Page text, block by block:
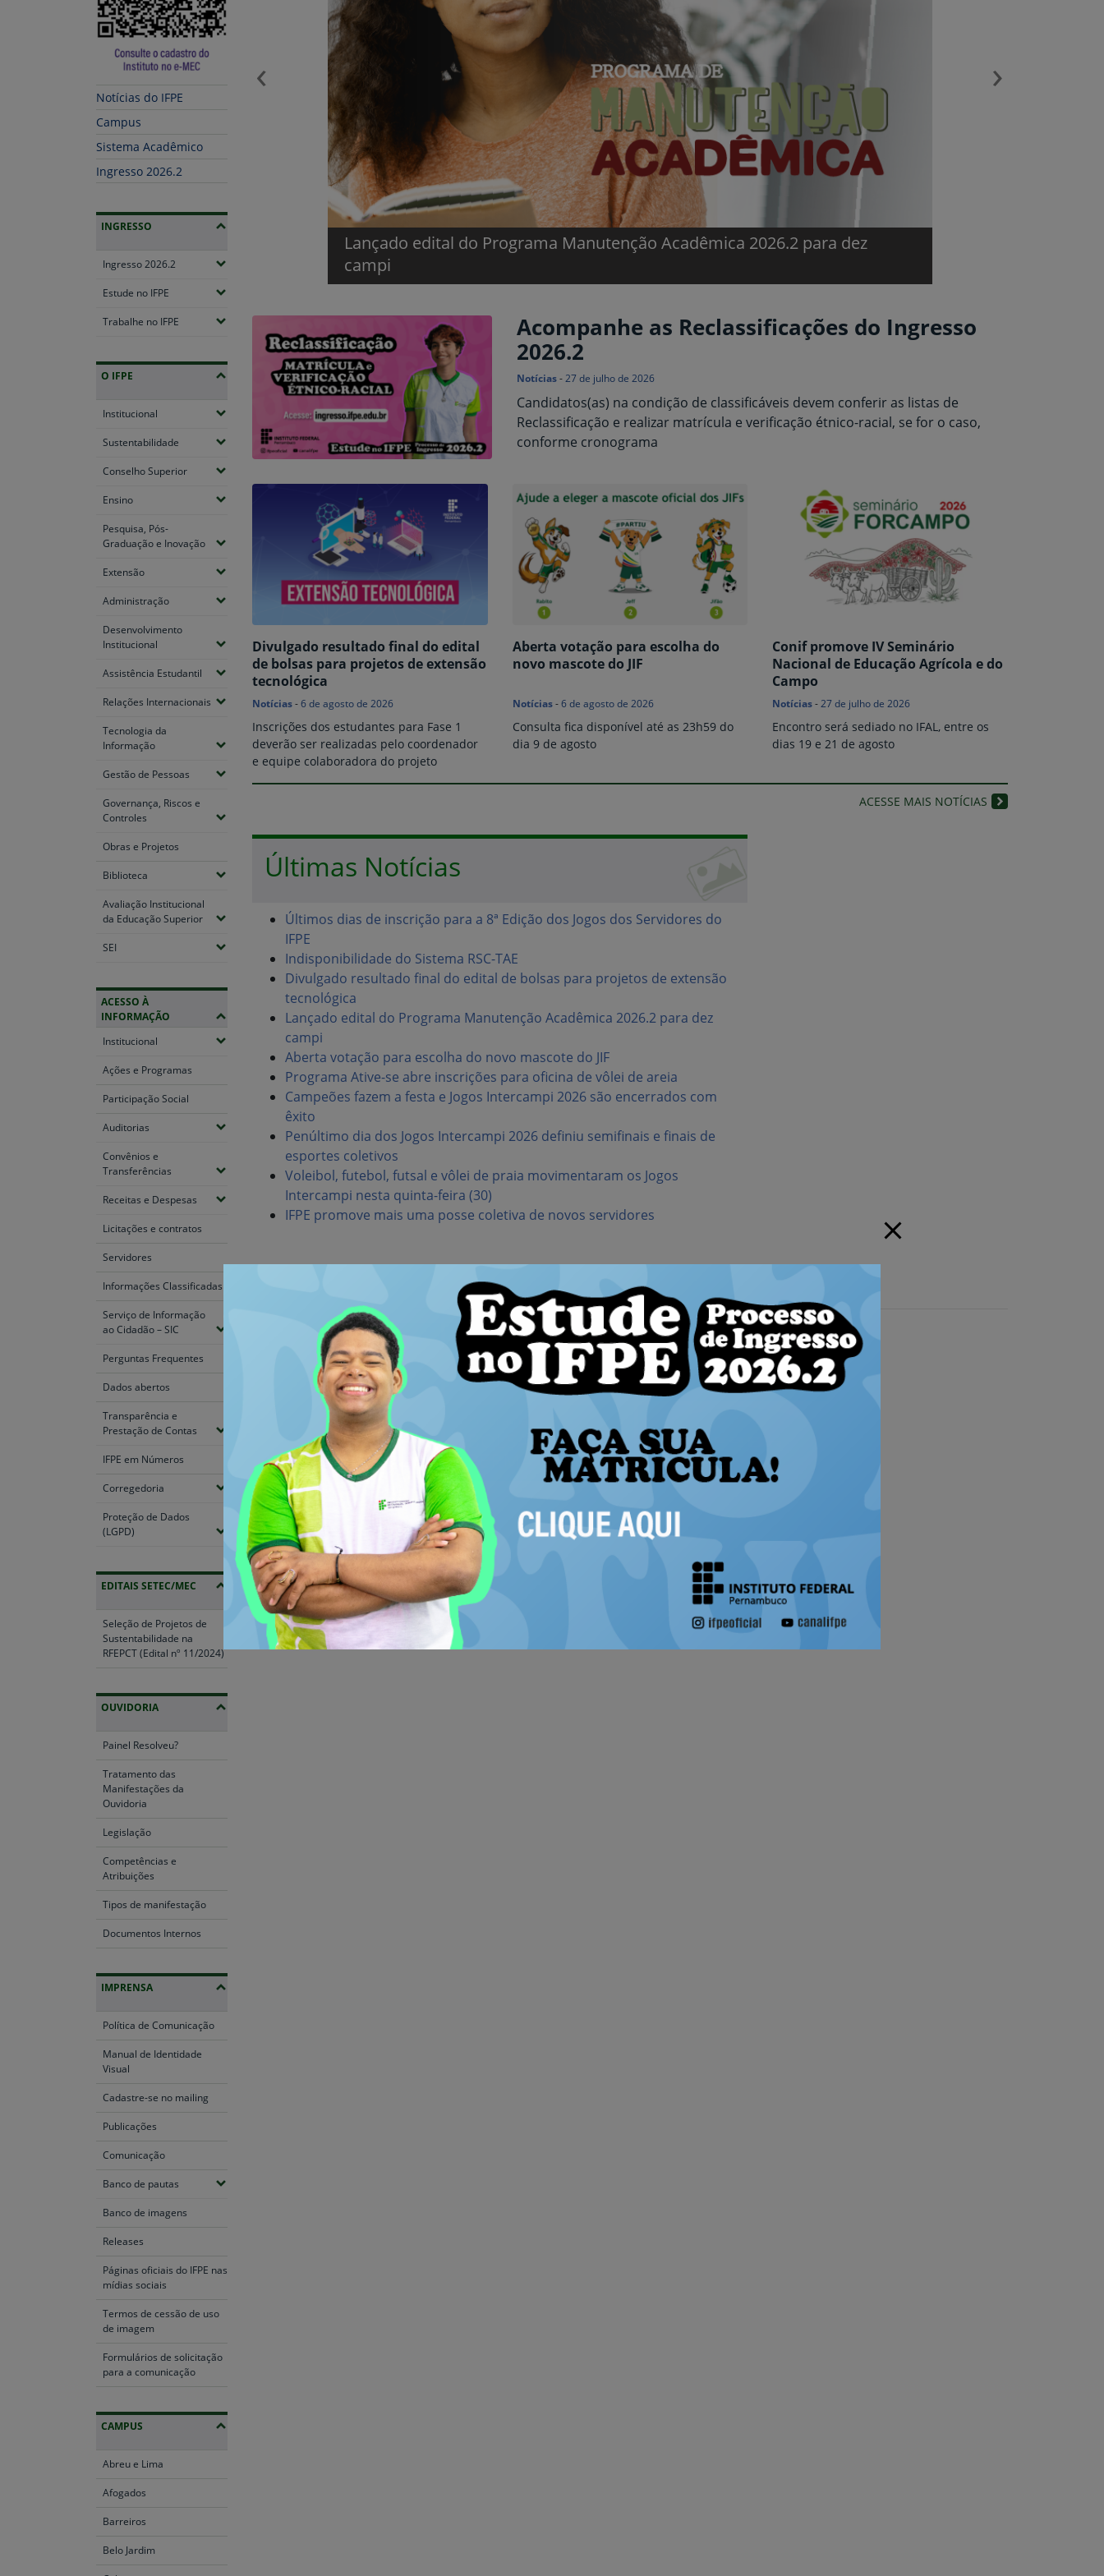
Notícias do IFPE
Campus
Sistema Acadêmico
Ingresso 2026.2
INGRESSO
Ingresso 2026.2 (Expandir submenus)
Estude no IFPE (Expandir submenus)
Trabalhe no IFPE (Expandir submenus)
O IFPE
Institucional (Expandir submenus)
Sustentabilidade (Expandir submenus)
Conselho Superior(Expandir submenus)
Ensino(Expandir submenus)
Pesquisa, Pós-
Graduação e Inovação(Expandir submenus)
Extensão(Expandir submenus)
Administração(Expandir submenus)
Desenvolvimento
Institucional (Expandir submenus)
Assistência Estudantil (Expandir submenus)
Relações Internacionais (Expandir submenus)
Tecnologia da
Informação(Expandir submenus)
Gestão de Pessoas (Expandir submenus)
Governança, Riscos e
Controles (Expandir submenus)
Obras e Projetos
Biblioteca (Expandir submenus)
Avaliação Institucional
da Educação Superior(Expandir submenus)
SEI
ACESSO À
INFORMAÇÃO
Institucional (Expandir submenus)
Ações e Programas
Participação Social
Auditorias (Expandir submenus)
Convênios e
Transferências (Expandir submenus)
Receitas e Despesas (Expandir submenus)
Licitações e contratos
Servidores
Informações Classificadas
Serviço de Informação
ao Cidadão – SIC (Expandir submenus)
Perguntas Frequentes
Dados abertos
Transparência e
Prestação de Contas (Expandir submenus)
IFPE em Números
Corregedoria (Expandir submenus)
Proteção de Dados
(LGPD) (Expandir submenus)
EDITAIS SETEC/MEC
Seleção de Projetos de
Sustentabilidade na
RFEPCT (Edital nº 11/2024)
OUVIDORIA
Painel Resolveu?
Tratamento das
Manifestações da
Ouvidoria
Legislação
Competências e
Atribuições
Tipos de manifestação
Documentos Internos
IMPRENSA
Política de Comunicação
Manual de Identidade
Visual
Cadastre-se no mailing
Publicações
Comunicação
Banco de pautas (Expandir submenus)
Banco de imagens
Releases
Páginas oficiais do IFPE nas
mídias sociais
Termos de cessão de uso
de imagem
Formulários de solicitação
para a comunicação
CAMPUS
Abreu e Lima
Afogados
Barreiros
Belo Jardim
‹ ›
Campeões fazem a festa e Jogos Intercampi 2026 são encerrados
com êxito
Acompanhe as Reclassificações do Ingresso
2026.2
Notícias-27 de julho de 2026
Candidatos(as) na condição de classificáveis devem conferir as listas de
Reclassificação e realizar matrícula e verificação étnico-racial, se for o caso,
conforme cronograma
Divulgado resultado final do edital
de bolsas para projetos de extensão
tecnológica
Notícias-6 de agosto de 2026
Inscrições dos estudantes para Fase 1
deverão ser realizadas pelo coordenador
e equipe colaboradora do projeto
Aberta votação para escolha do
novo mascote do JIF
Notícias-6 de agosto de 2026
Consulta fica disponível até as 23h59 do
dia 9 de agosto
Conif promove IV Seminário
Nacional de Educação Agrícola e do
Campo
Notícias-27 de julho de 2026
Encontro será sediado no IFAL, entre os
dias 19 e 21 de agosto
ACESSE MAIS NOTÍCIAS
Últimas Notícias
Últimos dias de inscrição para a 8ª Edição dos Jogos dos Servidores do
IFPE
Indisponibilidade do Sistema RSC-TAE
Divulgado resultado final do edital de bolsas para projetos de extensão
tecnológica
Lançado edital do Programa Manutenção Acadêmica 2026.2 para dez
campi
Aberta votação para escolha do novo mascote do JIF
Programa Ative-se abre inscrições para oficina de vôlei de areia
Campeões fazem a festa e Jogos Intercampi 2026 são encerrados com
êxito
Penúltimo dia dos Jogos Intercampi 2026 definiu semifinais e finais de
esportes coletivos
Voleibol, futebol, futsal e vôlei de praia movimentaram os Jogos
Intercampi nesta quinta-feira (30)
IFPE promove mais uma posse coletiva de novos servidores
Plano de Desenvolvimento Institucional
SISU Rede CaFe
Repositório Institucional
Fim do conteúdo